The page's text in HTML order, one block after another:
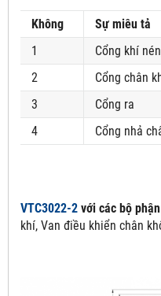
Không
Sự miêu tả
1
Cổng khí
2
Cổng chân
3
Cổng ra
4
Cổng nhả
VTC3022-2 với các bộ
khí, Van điều khiển chân